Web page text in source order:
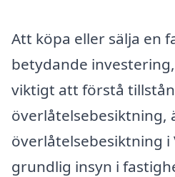
Att köpa eller sälja en
betydande
viktigt att förstå
överlåtelsebesiktning,
överlåtelsebesiktning i
grundlig insyn i